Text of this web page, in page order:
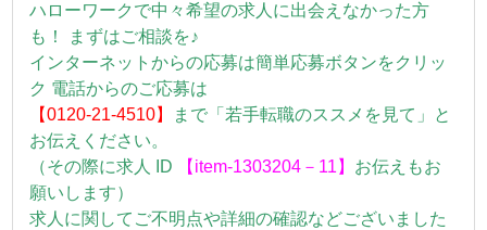
ハローワークで中々希望の求人に出会えなかった方
も！ まずはご相談を♪
インターネットからの応募は簡単応募ボタンをクリッ
ク 電話からのご応募は
【0120-21-4510】
まで「若手転職のススメを見て」と
お伝えください。
（その際に求人 ID
【item-1303204－11】 お伝えもお
願いします）
求人に関してご不明点や詳細の確認などございました